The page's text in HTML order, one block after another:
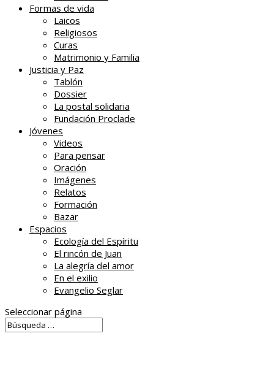
Formas de vida
Laicos
Religiosos
Curas
Matrimonio y Familia
Justicia y Paz
Tablón
Dossier
La postal solidaria
Fundación Proclade
Jóvenes
Videos
Para pensar
Oración
Imágenes
Relatos
Formación
Bazar
Espacios
Ecología del Espíritu
El rincón de Juan
La alegría del amor
En el exilio
Evangelio Seglar
Seleccionar página